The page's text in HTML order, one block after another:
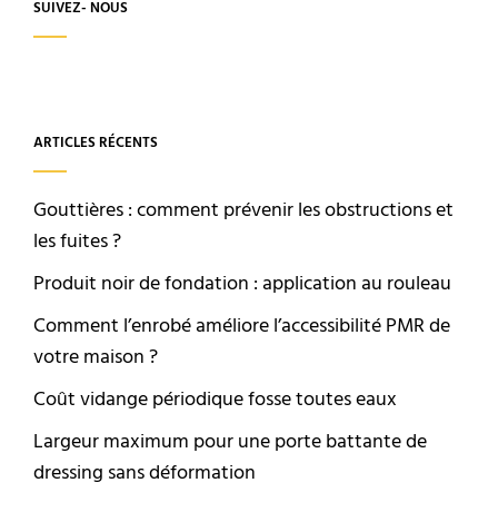
SUIVEZ- NOUS
ARTICLES RÉCENTS
Gouttières : comment prévenir les obstructions et
les fuites ?
Produit noir de fondation : application au rouleau
Comment l’enrobé améliore l’accessibilité PMR de
votre maison ?
Coût vidange périodique fosse toutes eaux
Largeur maximum pour une porte battante de
dressing sans déformation